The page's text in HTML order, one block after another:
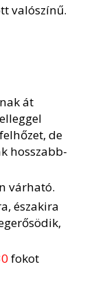
valószínű.
át
de
hosszabb-
várható.
északira
fokot